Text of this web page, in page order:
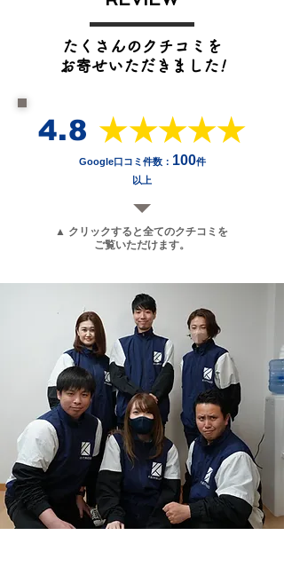
たくさんのクチコミを
​お寄せいただきました !
4.8 ★★★★★
Google口コミ件数： 100件
以上
▲ クリックすると全てのクチコミを
ご覧いただけます。